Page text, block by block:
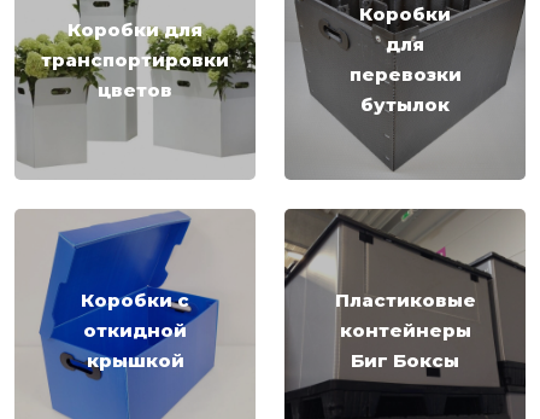
Коробки для
транспортировки
цветов
Коробки
для
перевозки
бутылок
Коробки с
откидной
крышкой
Пластиковые
контейнеры
Биг Боксы